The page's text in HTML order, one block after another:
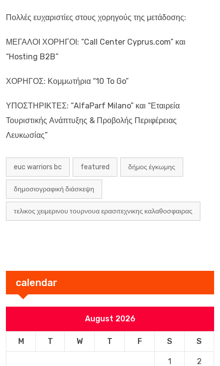
Πολλές ευχαριστίες στους χορηγούς της μετάδοσης:
ΜΕΓΑΛΟΙ ΧΟΡΗΓΟΙ: “Call Center Cyprus.com” και
“Hosting B2B”
ΧΟΡΗΓΟΣ: Κομμωτήρια “10 To Go”
ΥΠΟΣΤΗΡΙΚΤΕΣ: “AlfaParf Milano” και “Εταιρεία
Τουριστικής Ανάπτυξης & Προβολής Περιφέρειας
Λευκωσίας”
euc warriors bc featured δήμος έγκωμης
δημοσιογραφική διάσκεψη
τελικος χειμερινου τουρνουα ερασιτεχνικης καλαθοσφαιρας
calendar
August 2026
M T W T F S S
1 2